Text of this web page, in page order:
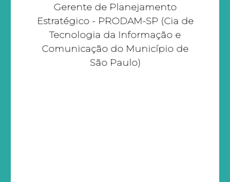
Gerente de Planejamento
Estratégico - PRODAM-SP (Cia de
Tecnologia da Informação e
Comunicação do Município de
São Paulo)